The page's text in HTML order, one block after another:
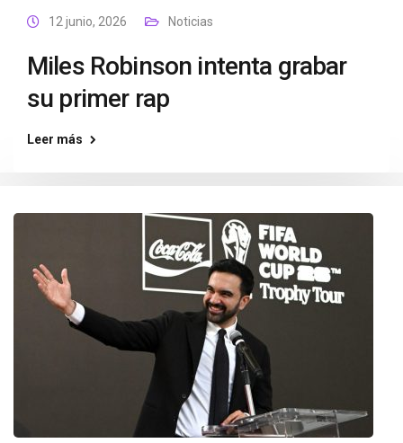
12 junio, 2026 Noticias
Miles Robinson intenta grabar
su primer rap
Leer más